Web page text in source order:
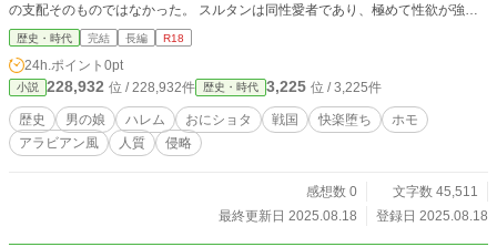
の支配そのものではなかった。 スルタンは同性愛者であり、極めて性欲が強
い、重度のショタコン。彼の本当の狙いは、ヤシマの領主の息子である、双子の
美少年だったのだ。
歴史・時代 完結 長編 R18
24h.ポイント 0pt
小説 228,932 位 / 228,932件 歴史・時代 3,225 位 / 3,225件
歴史 男の娘 ハレム おにショタ 戦国 快楽堕ち
ホモ
アラビアン風
人質 侵略
感想数 0
文字数 45,511
最終更新日 2025.08.18
登録日 2025.08.18